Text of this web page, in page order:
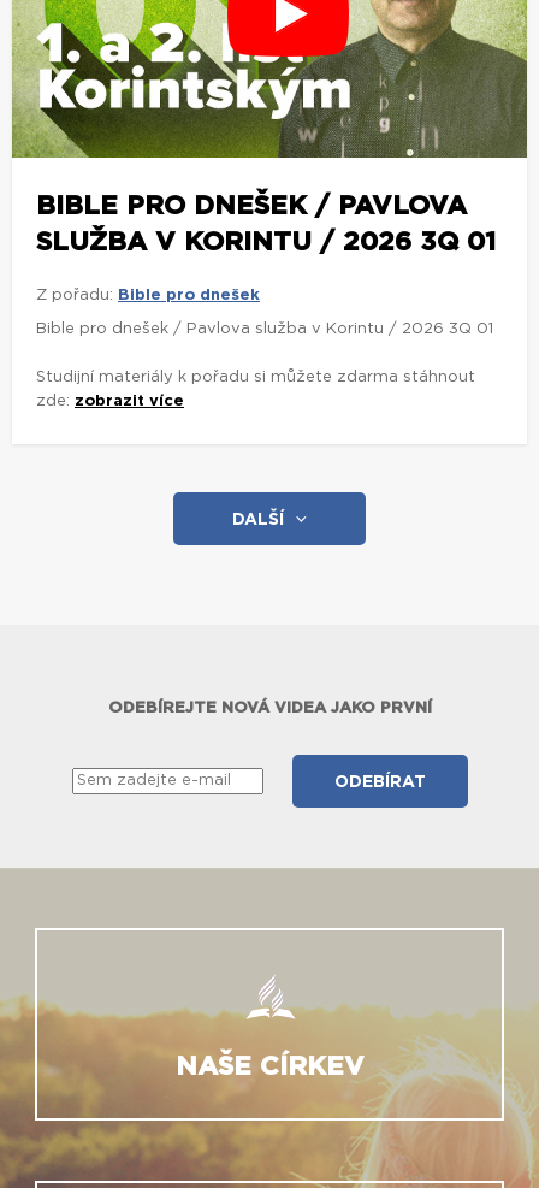
BIBLE PRO DNEŠEK / PAVLOVA
SLUŽBA V KORINTU / 2026 3Q 01
Z pořadu: Bible pro dnešek
Bible pro dnešek / Pavlova služba v Korintu / 2026 3Q 01
Studijní materiály k pořadu si můžete zdarma stáhnout
zde: zobrazit více
DALŠÍ
ODEBÍREJTE NOVÁ VIDEA JAKO PRVNÍ
NAŠE CÍRKEV